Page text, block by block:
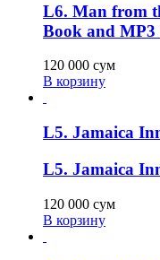
L6. Man from
Book and MP3
120 000 сум
В корзину
L5. Jamaica
L5. Jamaica
120 000 сум
В корзину